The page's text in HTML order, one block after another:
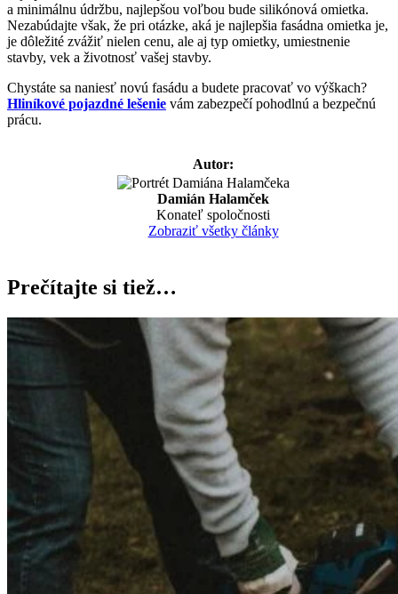
a minimálnu údržbu, najlepšou voľbou bude silikónová omietka.
Nezabúdajte však, že pri otázke, aká je najlepšia fasádna omietka je,
je dôležité zvážiť nielen cenu, ale aj typ omietky, umiestnenie
stavby, vek a životnosť vašej stavby.
Chystáte sa naniesť novú fasádu a budete pracovať vo výškach?
Hliníkové pojazdné lešenie vám zabezpečí pohodlnú a bezpečnú
prácu.
Autor:
Damián Halamček
Konateľ spoločnosti
Zobraziť všetky články
Prečítajte si tiež…